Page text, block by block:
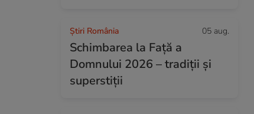
Știri România 05 aug.
Schimbarea la Față a
Domnului 2026 – tradiții și
superstiții